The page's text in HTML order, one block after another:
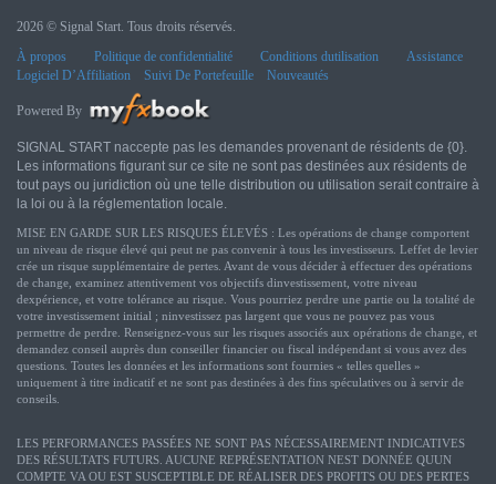
2026 © Signal Start. Tous droits réservés.
À propos
Politique de confidentialité Conditions dutilisation
Assistance
Logiciel D’Affiliation
Suivi De Portefeuille Nouveautés
Powered By
SIGNAL START naccepte pas les demandes provenant de résidents de {0}.
Les informations figurant sur ce site ne sont pas destinées aux résidents de
tout pays ou juridiction où une telle distribution ou utilisation serait contraire à
la loi ou à la réglementation locale.
MISE EN GARDE SUR LES RISQUES ÉLEVÉS : Les opérations de change comportent
un niveau de risque élevé qui peut ne pas convenir à tous les investisseurs. Leffet de levier
crée un risque supplémentaire de pertes. Avant de vous décider à effectuer des opérations
de change, examinez attentivement vos objectifs dinvestissement, votre niveau
dexpérience, et votre tolérance au risque. Vous pourriez perdre une partie ou la totalité de
votre investissement initial ; ninvestissez pas largent que vous ne pouvez pas vous
permettre de perdre. Renseignez-vous sur les risques associés aux opérations de change, et
demandez conseil auprès dun conseiller financier ou fiscal indépendant si vous avez des
questions. Toutes les données et les informations sont fournies « telles quelles »
uniquement à titre indicatif et ne sont pas destinées à des fins spéculatives ou à servir de
conseils.
LES PERFORMANCES PASSÉES NE SONT PAS NÉCESSAIREMENT INDICATIVES
DES RÉSULTATS FUTURS. AUCUNE REPRÉSENTATION NEST DONNÉE QUUN
COMPTE VA OU EST SUSCEPTIBLE DE RÉALISER DES PROFITS OU DES PERTES